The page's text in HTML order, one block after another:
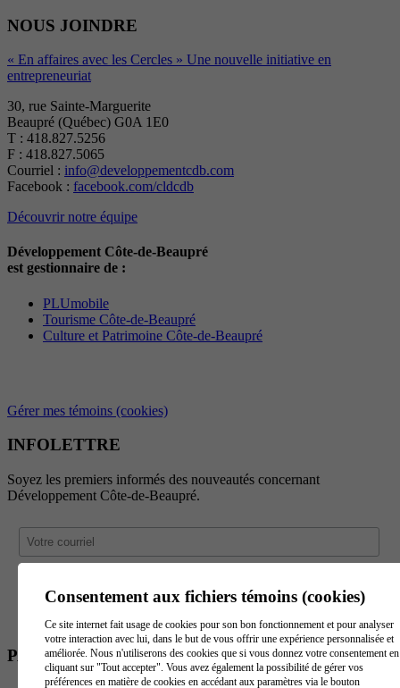
NOUS JOINDRE
« En affaires avec les Cercles » Une nouvelle initiative en
entrepreneuriat
30, rue Sainte-Marguerite
Beaupré (Québec) G0A 1E0
T : 418.827.5256
F : 418.827.5065
Courriel : info@developpementcdb.com
Facebook : facebook.com/cldcdb
Découvrir notre équipe
Développement Côte-de-Beaupré
est gestionnaire de :
PLUmobile
Tourisme Côte-de-Beaupré
Culture et Patrimoine Côte-de-Beaupré
Gérer mes témoins (cookies)
INFOLETTRE
Soyez les premiers informés des nouveautés concernant
Développement Côte-de-Beaupré.
PARTENAIRES
Consentement aux fichiers témoins (cookies)
Ce site internet fait usage de cookies pour son bon fonctionnement et pour analyser
votre interaction avec lui, dans le but de vous offrir une expérience personnalisée et
améliorée. Nous n'utiliserons des cookies que si vous donnez votre consentement en
cliquant sur "Tout accepter". Vous avez également la possibilité de gérer vos
préférences en matière de cookies en accédant aux paramètres via le bouton